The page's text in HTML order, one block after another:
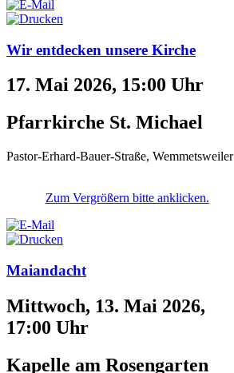
Wir entdecken unsere Kirche
17. Mai 2026, 15:00 Uhr
Pfarrkirche St. Michael
Pastor-Erhard-Bauer-Straße, Wemmetsweiler
Zum Vergrößern bitte anklicken.
Maiandacht
Mittwoch, 13. Mai 2026,
17:00 Uhr
Kapelle am Rosengarten